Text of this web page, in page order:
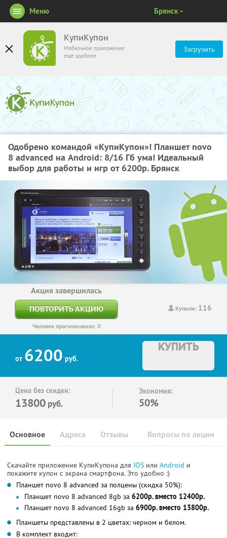
КупиКупон
Мобильное приложение
ещё удобнее
Загрузить
Меню Брянск
Одобрено командой «КупиКупон»! Планшет novo
8 advanced на Android: 8/16 Гб ума! Идеальный
выбор для работы и игр от 6200р. Брянск
Купили: 116
Акция завершилась
ПОВТОРИТЬ АКЦИЮ
Человек проголосовало: 0
от 6200 руб.
КУПИТЬ
Цена без скидки:
13800 руб.
Экономия:
50%
Основное Отзывы Вопросы по акции
Адреса
Скачайте приложение КупиКупона для IOS или Android и
покажите купон с экрана смартфона. Это удобно :)
Планшет novo 8 advanced за полцены (скидка 50%):
Планшет novo 8 advanced 8gb за 6200р. вместо 12400р.
Планшет novo 8 advanced 16gb за 6900р. вместо 13800р.
Планшеты представлены в 2 цветах: черном и белом.
В комплект входит: